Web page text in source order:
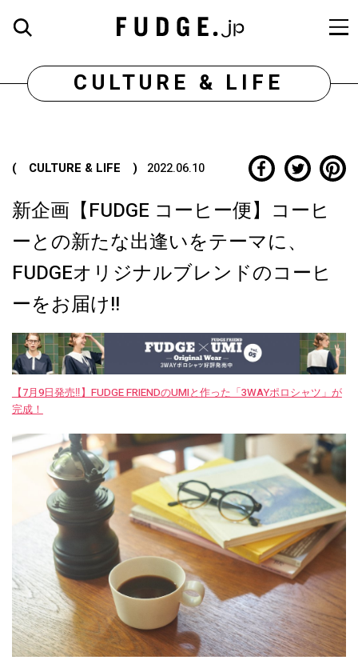
CULTURE & LIFE
( CULTURE & LIFE ) 2022.06.10
新企画【FUDGE コーヒー便】コーヒ
ーとの新たな出逢いをテーマに、
FUDGEオリジナルブレンドのコーヒ
ーをお届け!!
【7月9日発売‼︎】FUDGE FRIENDのUMIと作った「3WAYポロシャツ」が
完成！